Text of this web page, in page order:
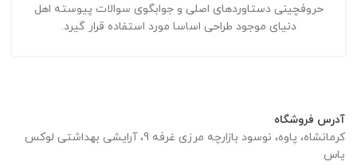
حروفچینی دستاوردهای اصلی و جوابگوی سوالات پیوسته اهل
دنیای موجود طراحی اساسا مورد استفاده قرار گیرد.
آدرس فروشگاه
کرمانشاه، پاوه، نوسود بازارچه مرزی غرفه 9، آرایشی بهداشتی لوکس
یاس